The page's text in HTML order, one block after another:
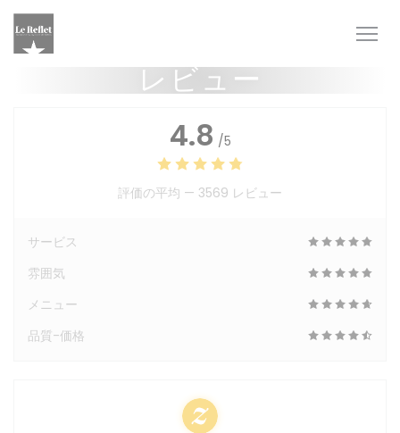
クッキー利用の管理について
レビュー
4.8 /5
評価の平均 — 3569 レビュー
サービス
雰囲気
メニュー
品質-価格